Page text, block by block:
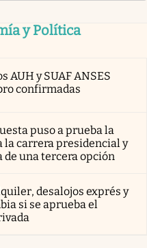
y Política
AUH y SUAF ANSES
confirmadas
puso a prueba la
carrera presidencial y
de una tercera opción
desalojos exprés y
si se aprueba el